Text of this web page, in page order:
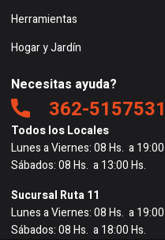
Herramientas
Hogar y Jardín
Necesitas ayuda?
362-5157531
Todos los Locales
Lunes a Viernes: 08 Hs. a 19:00
Sábados: 08 Hs. a 13:00 Hs.
Sucursal Ruta 11
Lunes a Viernes: 08 Hs. a 19:00
Sábados: 08 Hs. a 18:00 Hs.